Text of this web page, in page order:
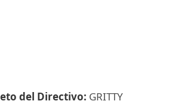
del Directivo: GRITTY